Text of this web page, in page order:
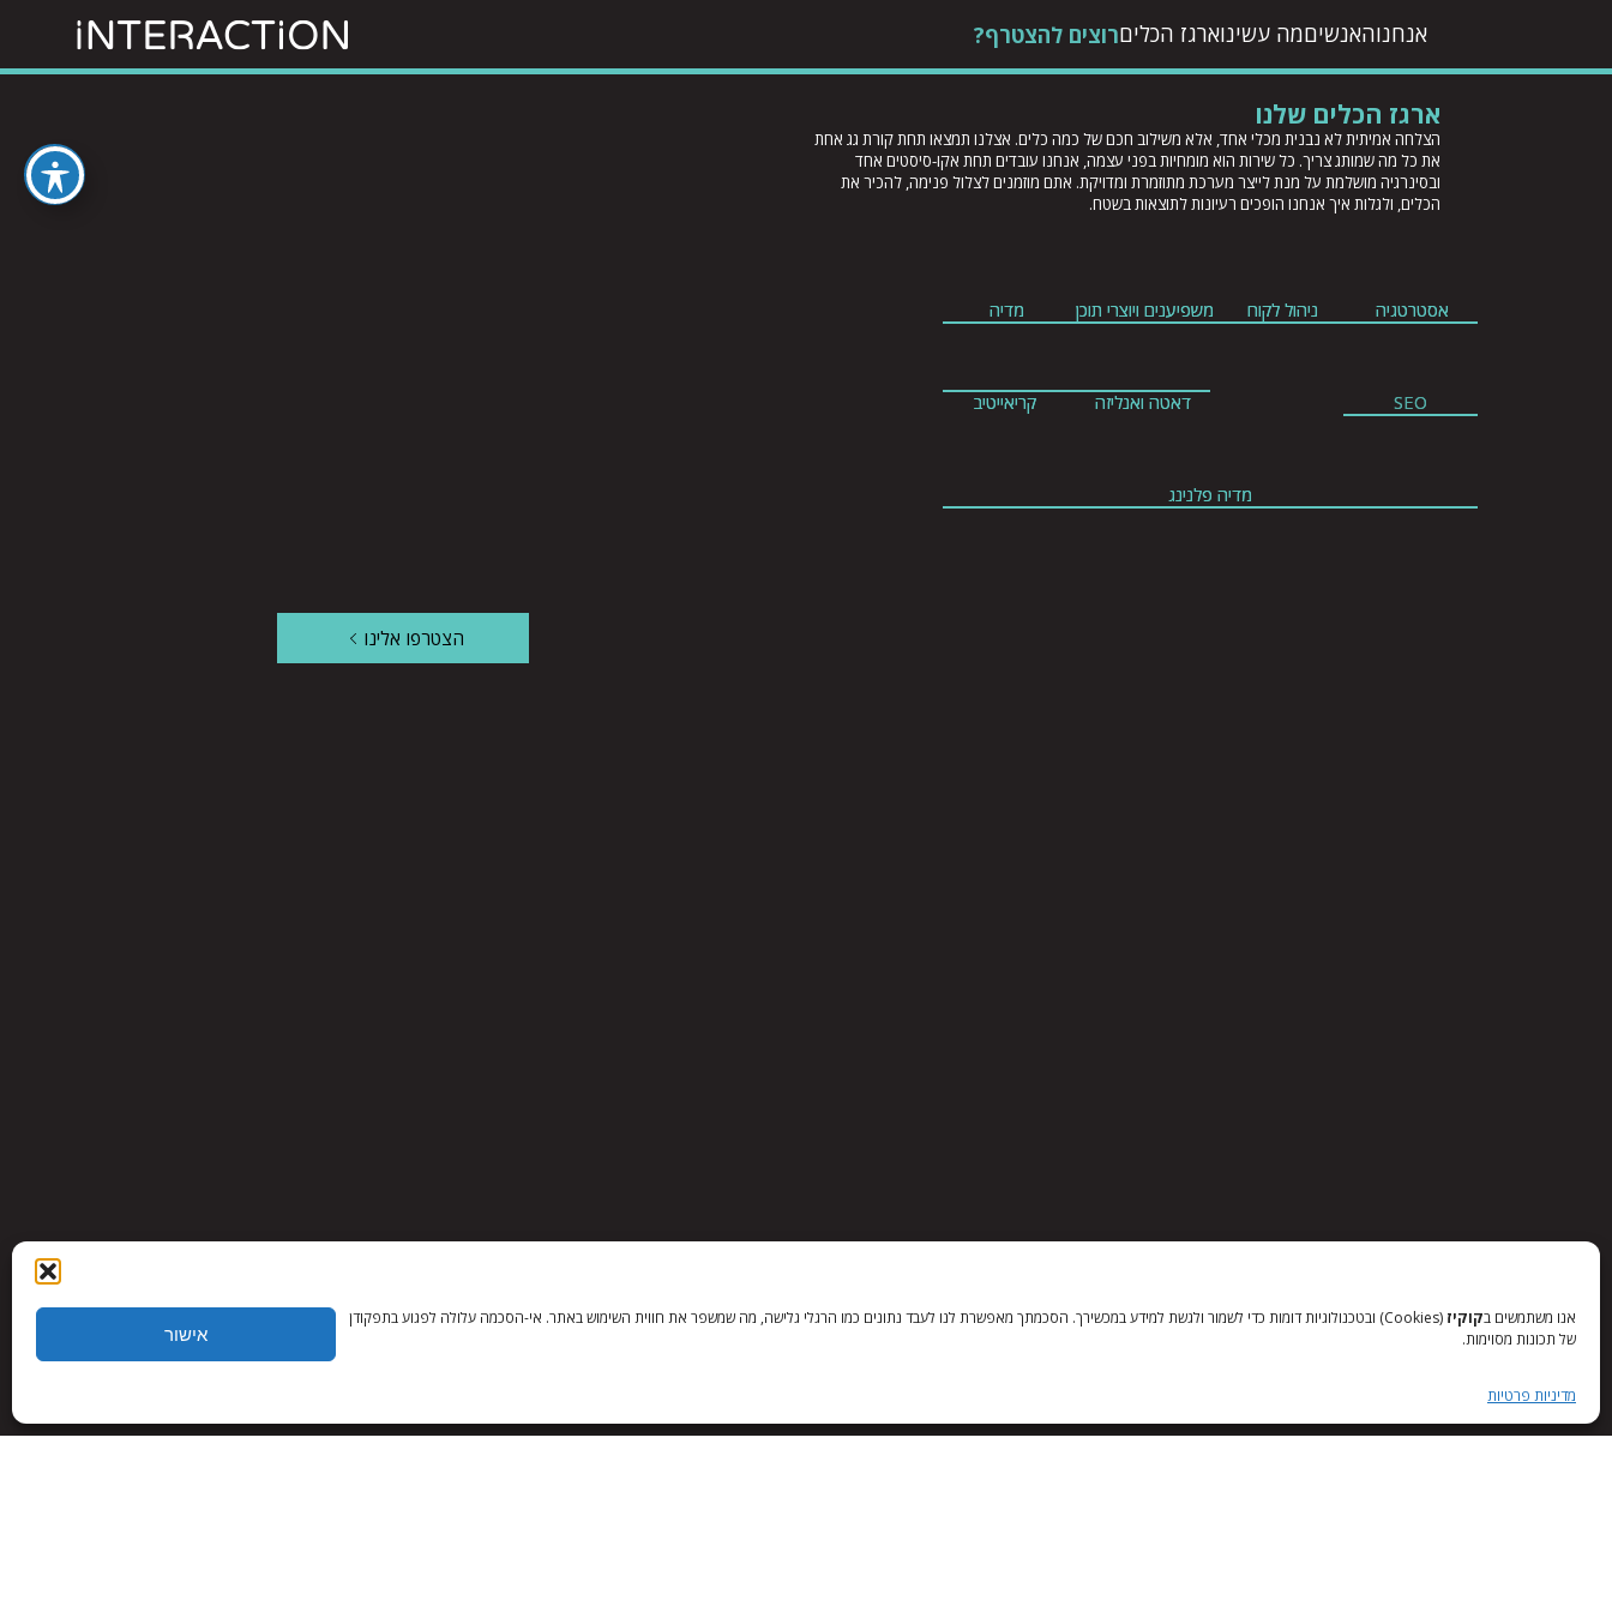
אנו משתמשים בקוקיז
(Cookies) ובטכנולוגיות דומות כדי לשמור ולגשת למידע במכשירך. הסכמתך מאפשרת לנו לעבד נתונים כמו הרגלי גלישה, מה שמשפר את חווית השימוש באתר. אי-הסכמה עלולה לפגוע בתפקודן
של תכונות מסוימות.
אישור
מדיניות פרטיות
רוצים להצטרף? אנחנוהאנשיםמה עשינוארגז הכלים
מדיה משפיענים ויוצרי תוכן ניהול לקוח אסטרטגיה
קריאייטיב דאטה ואנליזה SEO
מדיה פלנינג
מדיה משפיענים ויוצרי תוכן ניהול לקוח אסטרטגיה
קריאייטיב דאטה ואנליזה SEO
מדיה פלנינג
הצטרפו אלינו
ארגז הכלים שלנו
הצלחה אמיתית לא נבנית מכלי אחד, אלא משילוב חכם של כמה כלים. אצלנו תמצאו תחת קורת גג אחת
את כל מה שמותג צריך. כל שירות הוא מומחיות בפני עצמה, אנחנו עובדים תחת אקו-סיסטים אחד
ובסינרגיה מושלמת על מנת לייצר מערכת מתוזמרת ומדויקת. אתם מוזמנים לצלול פנימה, להכיר את
הכלים, ולגלות איך אנחנו הופכים רעיונות לתוצאות בשטח.